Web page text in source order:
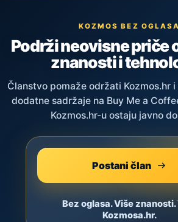
KOZMOS BEZ OGLASA
Podrži neovisne priče
znanosti i
Članstvo pomaže održati Kozmos.hr
dodatne sadržaje na Buy Me a
Kozmos.hr-u ostaju javno
Postani član
Bez oglasa. Više znanosti.
Kozmosa.hr.